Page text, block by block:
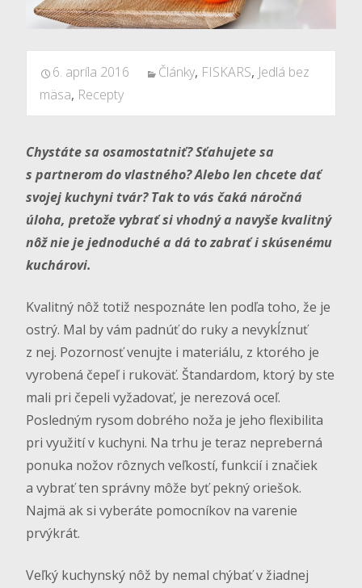
6. apríla 2016 Články, FISKARS, Jedlá bez
mäsa, Recepty
Chystáte sa osamostatniť? Sťahujete sa
s partnerom do vlastného? Alebo len chcete dať
svojej kuchyni tvár? Tak to vás čaká náročná
úloha, pretože vybrať si vhodný a navyše kvalitný
nôž nie je jednoduché a dá to zabrať i skúsenému
kuchárovi.
Kvalitný nôž totiž nespoznáte len podľa toho, že je
ostrý. Mal by vám padnúť do ruky a nevykĺznuť
z nej. Pozornosť venujte i materiálu, z ktorého je
vyrobená čepeľ i rukoväť. Štandardom, ktorý by ste
mali pri čepeli vyžadovať, je nerezová oceľ.
Posledným rysom dobrého noža je jeho flexibilita
pri využití v kuchyni. Na trhu je teraz nepreberná
ponuka nožov rôznych veľkostí, funkcií i značiek
a vybrať ten správny môže byť pekný oriešok.
Najmä ak si vyberáte pomocníkov na varenie
prvýkrát.
Veľký kuchynský nôž by nemal chýbať v žiadnej